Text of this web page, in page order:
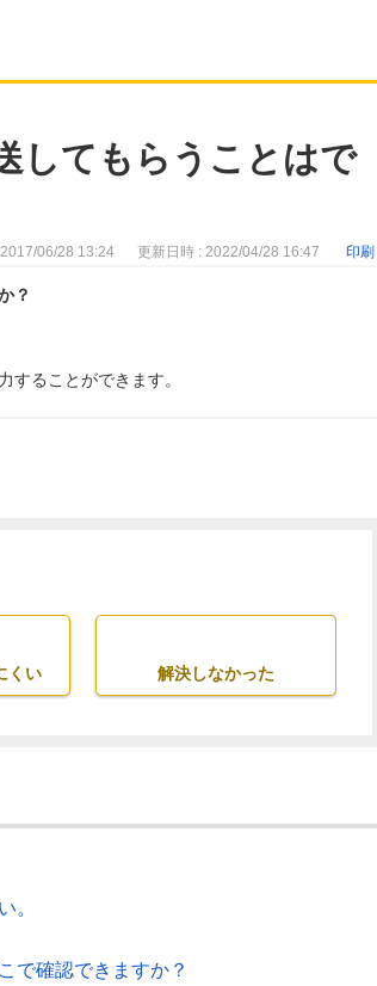
してもらうことはで
06/28 13:24 更新日時 : 2022/04/28 16:47 印刷
？
することができます。
くい 解決しなかった
。
で確認できますか？